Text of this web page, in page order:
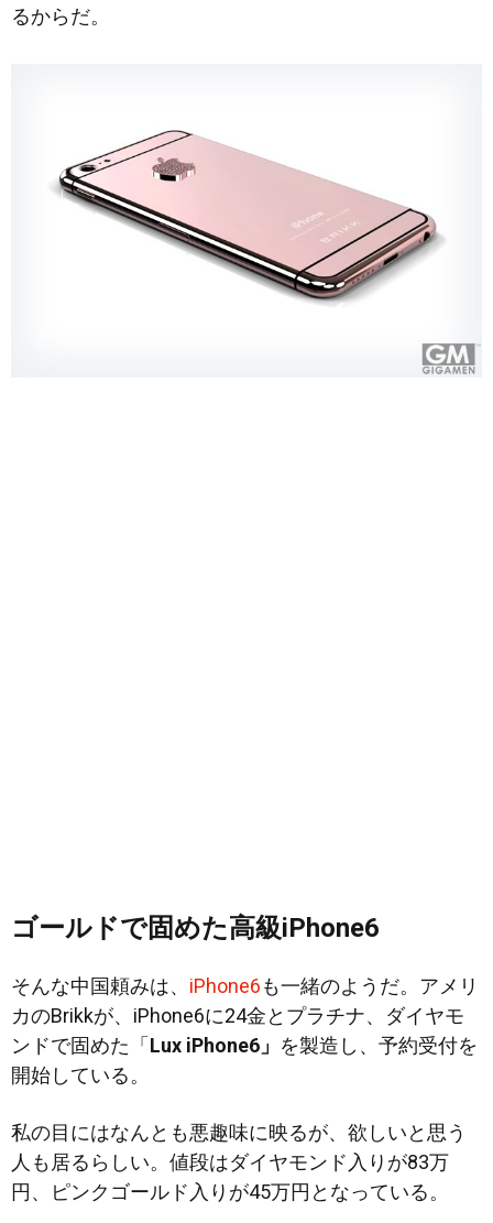
るからだ。
ゴールドで固めた高級iPhone6
そんな中国頼みは、 iPhone6も一緒のようだ。アメリ
カのBrikkが、iPhone6に24金とプラチナ、ダイヤモ
ンドで固めた「 Lux iPhone6」 を製造し、予約受付を
開始している。
私の目にはなんとも悪趣味に映るが、欲しいと思う
人も居るらしい。値段はダイヤモンド入りが83万
円、ピンクゴールド入りが45万円となっている。